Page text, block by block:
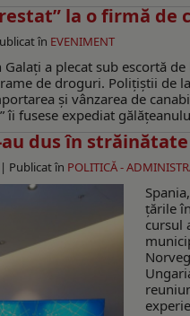
la o firmă de
în EVENIMENT
a plecat sub escortă
de droguri. Polițiștii de
și vânzarea de
îi fusese expediat
au dus în
Publicat în POLITICĂ -
ţările
cursul